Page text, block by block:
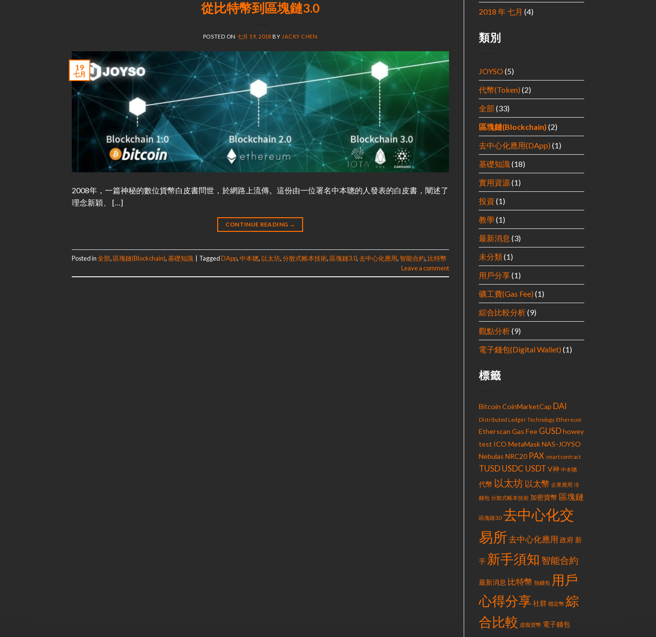
從比特幣到區塊鏈3.0
POSTED ON 七月 19, 2018 BY JACKY CHEN
19
七月
2008年，一篇神秘的數位貨幣白皮書問世，於網路上流傳。這份由一位署名中本聰的人發表的白皮書，闡述了
理念新穎、 […]
CONTINUE READING →
Posted in全部,區塊鏈(Blockchain),基礎知識 | TaggedDApp,中本聰, 以太坊,分散式帳本技術,區塊鏈3.0,去中心化應用,智能合約, 比特幣
Leave a comment
2018 年 七月 (4)
類別
JOYSO(5)
代幣(Token) (2)
全部 (33)
區塊鏈(Blockchain) (2)
去中心化應用(DApp) (1)
基礎知識(18)
實用資源(1)
投資 (1)
教學 (1)
最新消息 (3)
未分類(1)
用戶分享(1)
礦工費(Gas Fee) (1)
綜合比較分析(9)
觀點分析(9)
電子錢包(Digital Wallet) (1)
標籤
Bitcoin CoinMarketCap DAI
Distributed Ledger Technology Ethereum
Etherscan Gas Fee GUSD howey
test ICO MetaMask NAS-JOYSO
Nebulas NRC20 PAX smart contract
TUSD USDC USDT V神 中本聰
代幣 以太坊 以太幣 企業應用 冷
錢包 分散式帳本技術 加密貨幣 區塊鏈
區塊鏈3.0 去中心化交
易所 去中心化應用 政府 新
手 新手須知 智能合約
最新消息 比特幣 熱錢包 用戶
心得分享 社群 穩定幣 綜
合比較 虛擬貨幣 電子錢包